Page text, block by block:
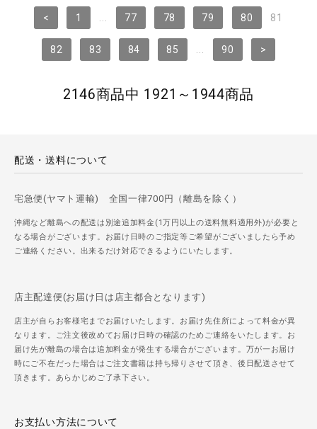
< 1 77 78 79 80 81
82 83 84 85 90 >
2146商品中 1921～1944商品
配送・送料について
宅急便(ヤマト運輸) 全国一律700円（離島を除く）
沖縄など離島への配送は別途追加料金(1万円以上の送料無料適用外)が必要と
なる場合がございます。お届け日時のご指定等ご希望がございましたら予め
ご連絡ください。出来るだけ対応できるようにいたします。
店主配達便(お届け日は店主都合となります)
店主が自らお客様宅までお届けいたします。お届け先住所によって料金が異
なります。ご注文後改めてお届け日時の確認のためご連絡をいたします。お
届け先が離島の場合は追加料金が発生する場合がございます。万が一お届け
時にご不在だった場合はご注文書籍は持ち帰りさせて頂き、後日配送させて
頂きます。あらかじめご了承下さい。
お支払い方法について